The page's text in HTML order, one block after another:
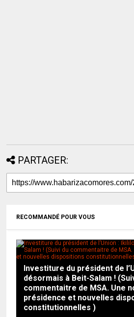
PARTAGER:
RECOMMANDÉ POUR VOUS
Investiture du président de
désormais à Beit-Salam !
commentaitre de MSA. Une
présidence et nouvelles
constitutionnelles )